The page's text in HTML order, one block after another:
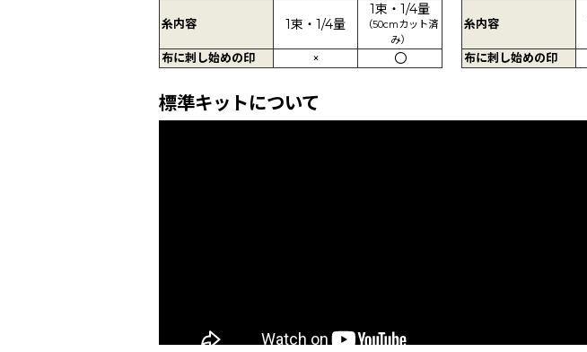
糸内容 1束・1/4量
1束・1/4量
（50cmカット済
み）
布に刺し始めの印 × 〇
糸内容
布に刺し始めの印
標準キットについて